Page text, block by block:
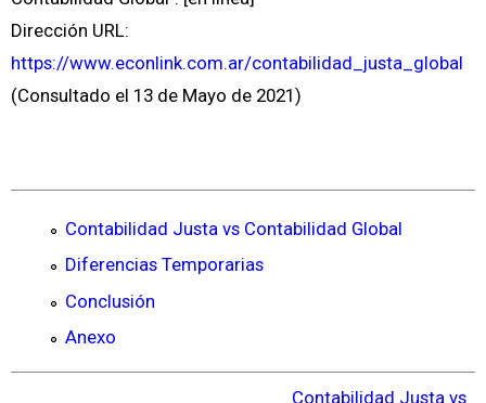
Dirección URL:
https://www.econlink.com.ar/contabilidad_justa_global
(Consultado el 13 de Mayo de 2021)
Contabilidad Justa vs Contabilidad Global
Diferencias Temporarias
Conclusión
Anexo
Contabilidad Justa vs